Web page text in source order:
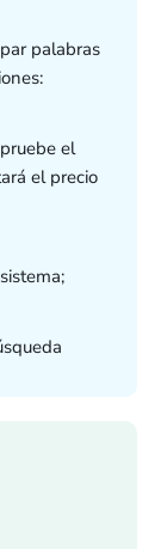
palabras
el
el precio